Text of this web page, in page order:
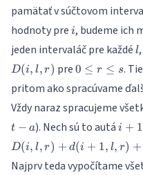
pamätať v súčtovom
hodnoty pre i
i, budeme ich
jeden intervaláč pre každé l
l
D(i, l, r) pre 0\leq
\leq
s
0 ≤ r ≤ s.
pritom ako spracúvame
Vždy naraz spracujeme
t − a). Nech sú to autái+1
i + 1
D(i, l, r) + d(i + 1, l, r) +
Najprv teda vypočítame